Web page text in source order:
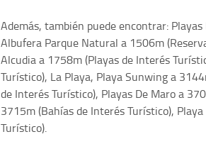
Además, también puede encontrar:
Albufera Parque Natural a 1506m
Alcudia a 1758m (Playas de Interés
Turístico), La Playa, Playa Sunwing a
de Interés Turístico), Playas De Maro a
3715m (Bahías de Interés Turístico),
Turístico).